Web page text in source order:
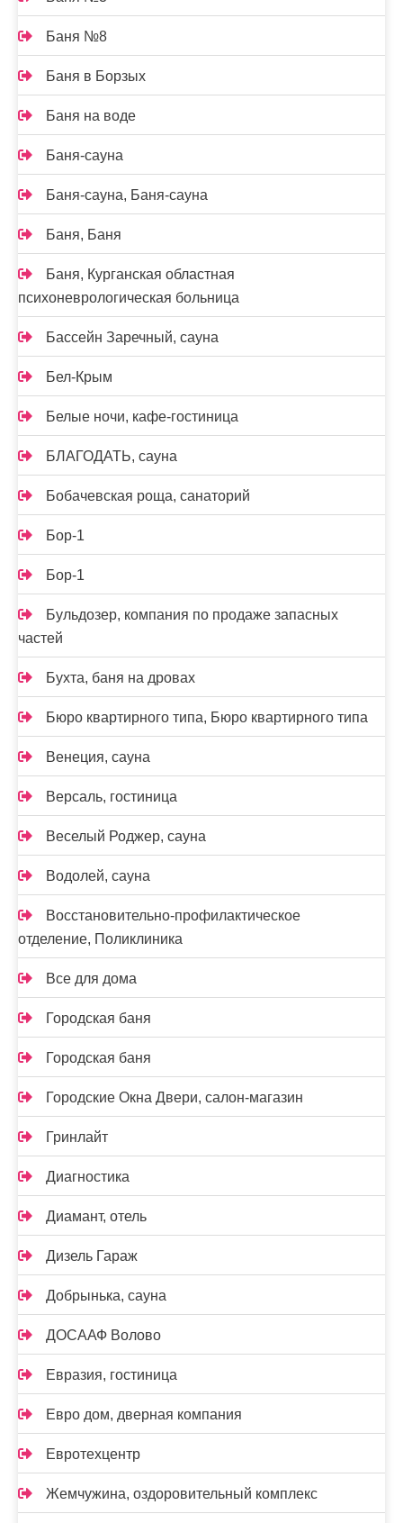
Баня №8
Баня в Борзых
Баня на воде
Баня-сауна
Баня-сауна, Баня-сауна
Баня, Баня
Баня, Курганская областная
психоневрологическая больница
Бассейн Заречный, сауна
Бел-Крым
Белые ночи, кафе-гостиница
БЛАГОДАТЬ, сауна
Бобачевская роща, санаторий
Бор-1
Бор-1
Бульдозер, компания по продаже запасных
частей
Бухта, баня на дровах
Бюро квартирного типа, Бюро квартирного типа
Венеция, сауна
Версаль, гостиница
Веселый Роджер, сауна
Водолей, сауна
Восстановительно-профилактическое
отделение, Поликлиника
Все для дома
Городская баня
Городская баня
Городские Окна Двери, салон-магазин
Гринлайт
Диагностика
Диамант, отель
Дизель Гараж
Добрынька, сауна
ДОСААФ Волово
Евразия, гостиница
Евро дом, дверная компания
Евротехцентр
Жемчужина, оздоровительный комплекс